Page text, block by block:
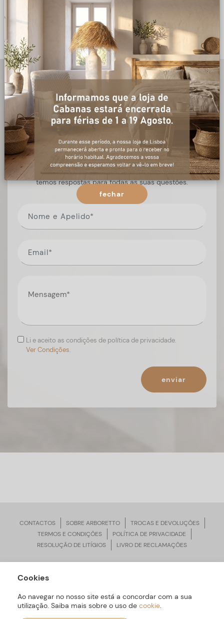
+ informações
Preencha o formulário, e num curto espaço de tempo,
temos respostas para todas as suas questões.
Li e aceito as condições de política de privacidade.
Ver Condições.
enviar
CONTACTOS SOBRE ARBORETTO
TROCAS E DEVOLUÇÕES
TERMOS E CONDIÇÕES
POLÍTICA DE PRIVACIDADE
RESOLUÇÃO DE LITÍGIOS
LIVRO DE RECLAMAÇÕES
ARBORETTO © Todos os Direitos Reservados | Desenvolvido por
Cookies
Ao navegar no nosso site está a concordar com a sua
utilização. Saiba mais sobre o uso de cookie.
fechar